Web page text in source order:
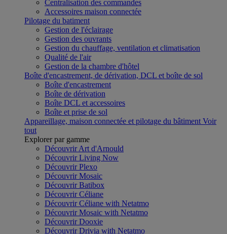
Centralisation des commandes
Accessoires maison connectée
Pilotage du batiment
Gestion de l'éclairage
Gestion des ouvrants
Gestion du chauffage, ventilation et climatisation
Qualité de l'air
Gestion de la chambre d'hôtel
Boîte d'encastrement, de dérivation, DCL et boîte de sol
Boîte d'encastrement
Boîte de dérivation
Boîte DCL et accessoires
Boîte et prise de sol
Appareillage, maison connectée et pilotage du bâtiment Voir
tout
Explorer par gamme
Découvrir Art d'Arnould
Découvrir Living Now
Découvrir Plexo
Découvrir Mosaic
Découvrir Batibox
Découvrir Céliane
Découvrir Céliane with Netatmo
Découvrir Mosaic with Netatmo
Découvrir Dooxie
Découvrir Drivia with Netatmo